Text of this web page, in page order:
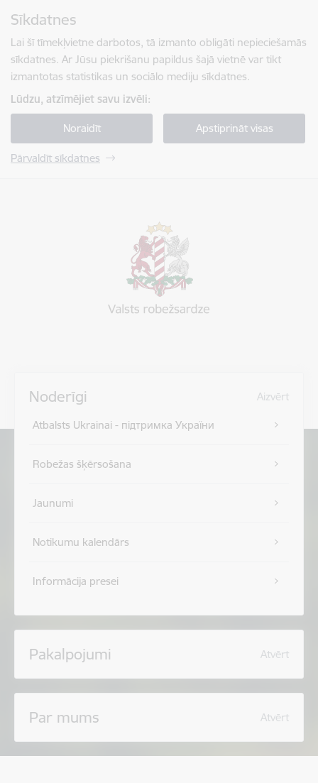
Sīkdatnes
Lai šī tīmekļvietne darbotos, tā izmanto obligāti nepieciešamās
sīkdatnes. Ar Jūsu piekrišanu papildus šajā vietnē var tikt
izmantotas statistikas un sociālo mediju sīkdatnes.
Lūdzu, atzīmējiet savu izvēli:
Noraidīt Apstiprināt visas
Pārvaldīt sīkdatnes
Noderīgi Aizvērt
Atbalsts Ukrainai - підтримка України
Robežas šķērsošana
Jaunumi
Notikumu kalendārs
Informācija presei
Pakalpojumi Atvērt
Par mums Atvērt